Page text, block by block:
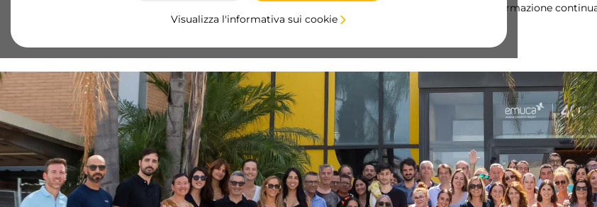
Visualizza l'informativa sui cookie
Emuca si assicura che le persone crescano insieme all'azienda, fornendo un'adeguata formazione